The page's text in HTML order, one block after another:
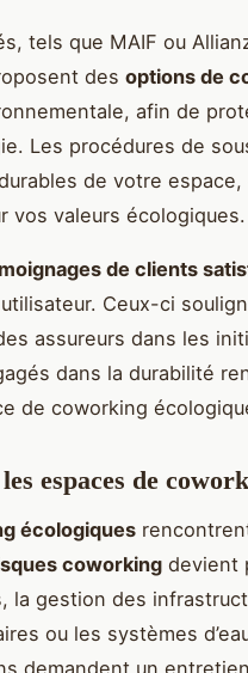
tels que MAIF ou
des options de
afin de
Les procédures de
de votre
vos valeurs écologiques.
de clients
Ceux-ci
assureurs dans les
dans la durabilité
de coworking
espaces de
écologiques
coworking devient
la gestion des
ou les systèmes